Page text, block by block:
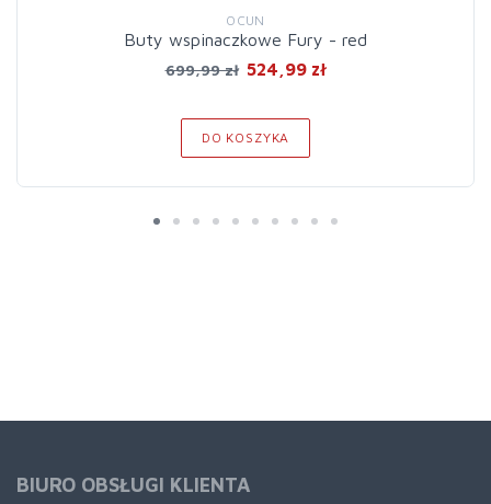
OCUN
Buty wspinaczkowe Fury - red
699,99 zł 524,99 zł
DO KOSZYKA
BIURO OBSŁUGI KLIENTA